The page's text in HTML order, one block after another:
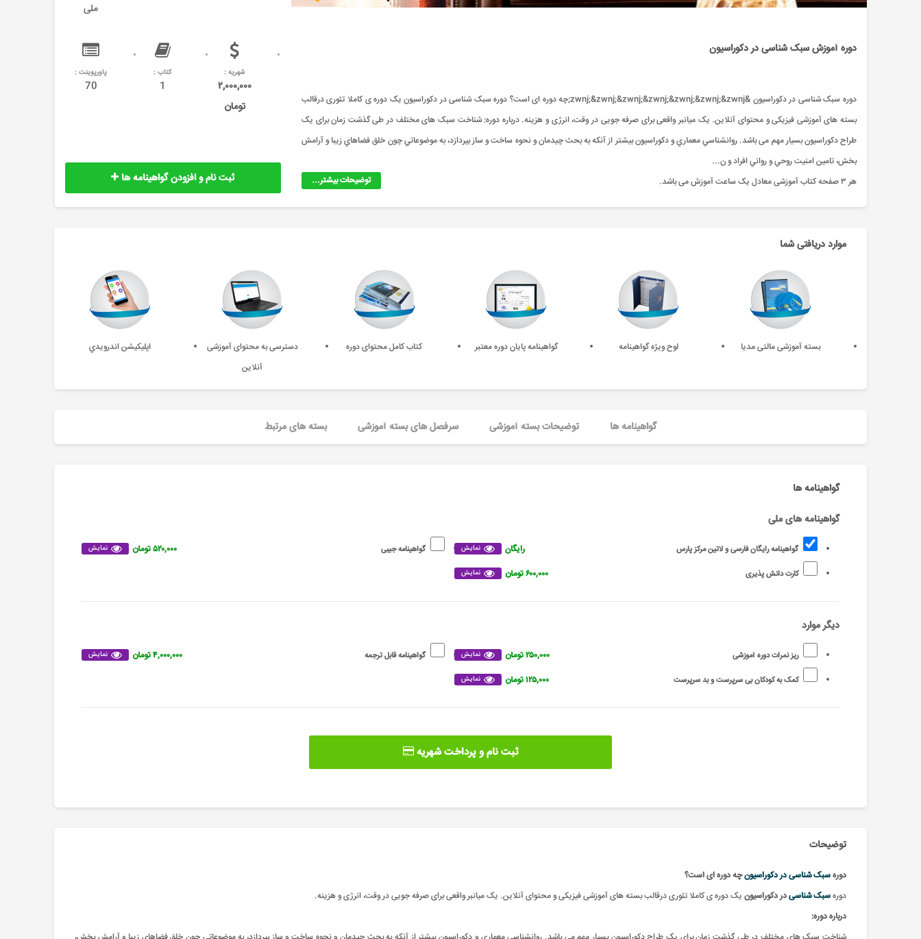
دوره آموزش سبک شناسی در دکوراسیون ‌‌‌‌‌‌‌
دوره سبک شناسی در دکوراسیون &zwnj;&zwnj;&zwnj;&zwnj;&zwnj;&zwnj;&zwnj;چه دوره ای است؟ دوره سبک شناسی در دکوراسیون یک دوره ی کاملا تئوری درقالب
بسته های آموزشی فیزیکی و محتوای آنلاین. یک میانبر واقعی برای صرفه جویی در وقت، انرژی و هزینه. درباره دوره: شناخت سبک های مختلف در طی گذشت زمان برای یک
طراح دکوراسیون بسیار مهم می باشد. روانشناسي معماري و دکوراسيون بيشتر از آنکه به بحث چيدمان و نحوه ساخت و ساز بپردازد، به موضوعاتي چون خلق فضاهاي زيبا و آرامش
بخش، تامين امنيت روحي و رواني افراد و ن...
توضیحات بیشتر...
هر ۳ صفحه کتاب آموزشی معادل یک ساعت آموزش می باشد.
ملی
شهریه :
۲,۰۰۰,۰۰۰
تومان
کتاب :
1
پاورپوینت :
70
ثبت نام و افزودن گواهینامه ها
موارد دریافتی شما
بسته آموزشی مالتی مدیا لوح ویژه گواهینامه گواهینامه پایان دوره معتبر کتاب کامل محتوای دوره
دسترسی به محتوای آموزشی
آنلاین
اپليکيشن اندرويدي
گواهینامه ها توضیحات بسته آموزشی سرفصل های بسته آموزشی بسته های مرتبط
گواهینامه ها
گواهینامه های ملی
گواهینامه رایگان فارسی و لاتین مرکز پارس نمایش رایگان
کارت دانش پذیری نمایش ۶۰۰,۰۰۰ تومان
گواهینامه جیبی نمایش ۵۲۰,۰۰۰ تومان
دیگر موارد
ریز نمرات دوره آموزشی نمایش ۲۵۰,۰۰۰ تومان
کمک به کودکان بی سرپرست و بد سرپرست نمایش ۱۲۵,۰۰۰ تومان
گواهینامه قابل ترجمه نمایش ۴,۰۰۰,۰۰۰ تومان
ثبت نام و پرداخت شهریه
توضیحات
دورهسبک شناسی در دکوراسیون‌‌‌‌‌‌‌چه دوره ای است؟
دورهسبک شناسیدر دکوراسیون یک دوره ی کاملا تئوری درقالب بسته های آموزشی فیزیکی و محتوای آنلاین. یک میانبر واقعی برای صرفه جویی در وقت، انرژی و هزینه.
درباره دوره: